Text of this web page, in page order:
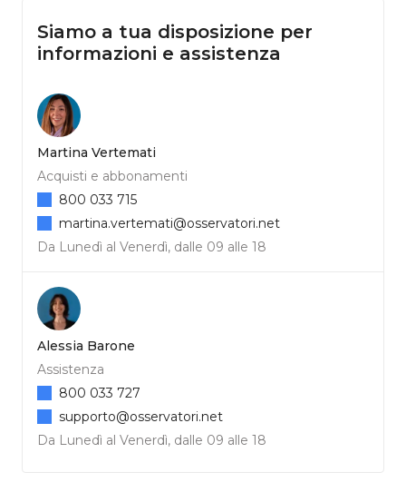
Siamo a tua disposizione per
informazioni e assistenza
Martina Vertemati
Acquisti e abbonamenti
Da Lunedì al Venerdì, dalle 09 alle 18
800 033 715
martina.vertemati@osservatori.net
Alessia Barone
Assistenza
Da Lunedì al Venerdì, dalle 09 alle 18
800 033 727
supporto@osservatori.net